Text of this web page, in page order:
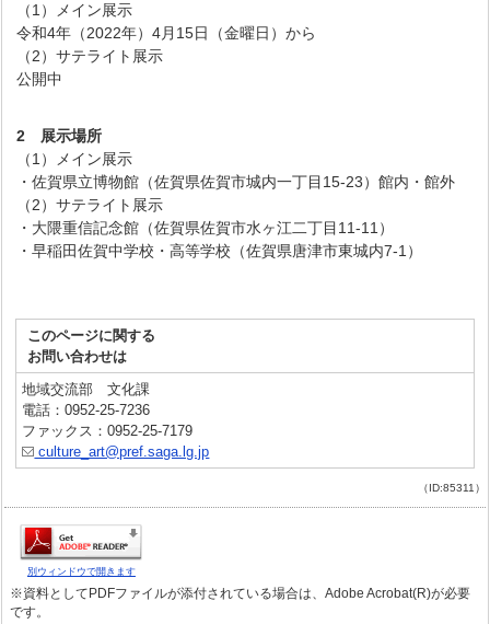
（1）メイン展示
令和4年（2022年）4月15日（金曜日）から
（2）サテライト展示
公開中
2 展示場所
（1）メイン展示
・佐賀県立博物館（佐賀県佐賀市城内一丁目15-23）館内・館外
（2）サテライト展示
・大隈重信記念館（佐賀県佐賀市水ヶ江二丁目11-11）
・早稲田佐賀中学校・高等学校（佐賀県唐津市東城内7-1）
このページに関する
お問い合わせは
地域交流部 文化課
電話：0952-25-7236
ファックス：0952-25-7179
culture_art@pref.saga.lg.jp
（ID:85311）
別ウィンドウで開きます
※資料としてPDFファイルが添付されている場合は、Adobe Acrobat(R)が必要
です。